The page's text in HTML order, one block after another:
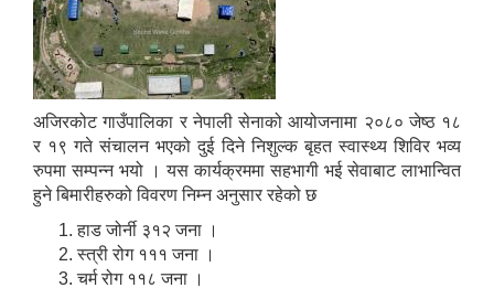
अजिरकोट गाउँपालिका र नेपाली सेनाको आयोजनामा २०८० जेष्ठ १८
र १९ गते संचालन भएको दुई दिने निशुल्क बृहत स्वास्थ्य शिविर भव्य
रुपमा सम्पन्न भयो । यस कार्यक्रममा सहभागी भई सेवाबाट लाभान्वित
हुने बिमारीहरुको विवरण निम्न अनुसार रहेको छ
हाड जोर्नी ३१२ जना ।
स्त्री रोग १११ जना ।
चर्म रोग ११८ जना ।